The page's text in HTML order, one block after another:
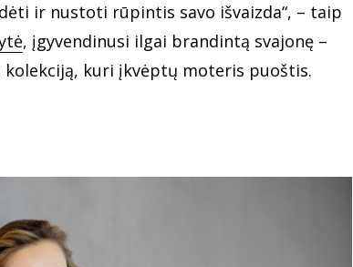
ir nustoti rūpintis savo išvaizda“, – taip
, įgyvendinusi ilgai brandintą svajonę –
kuri įkvėptų moteris puoštis.